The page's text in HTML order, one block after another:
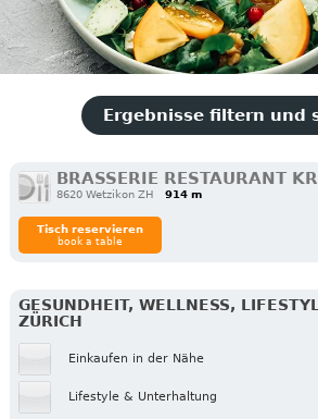
Ergebnisse filtern und
BRASSERIE RESTAURANT
8620 Wetzikon ZH 914 m
Tisch reservieren
book a table
GESUNDHEIT, WELLNESS,
ZÜRICH
Einkaufen in der Nähe
Lifestyle & Unterhaltung